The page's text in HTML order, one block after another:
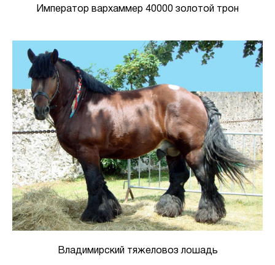
Император вархаммер 40000 золотой трон
Владимирский тяжеловоз лошадь